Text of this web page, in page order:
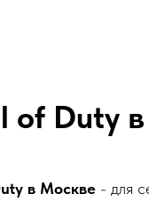
of Duty
в Москве - для